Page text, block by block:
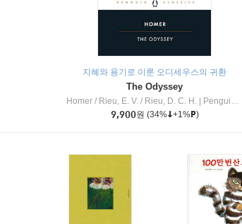
지혜와 용기로 이룬 오디세우스의 귀환
The Odyssey
Homer / Rieu, E. V. / Rieu, D. C. H.
Penguin Group
9,900원 (34% +1% )